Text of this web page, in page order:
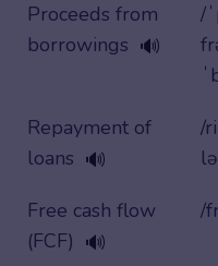
Proceeds from
borrowings 🔊
/
Repayment of
loans 🔊
/
Free cash flow
(FCF) 🔊
/